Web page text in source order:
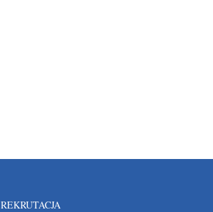
REKRUTACJA